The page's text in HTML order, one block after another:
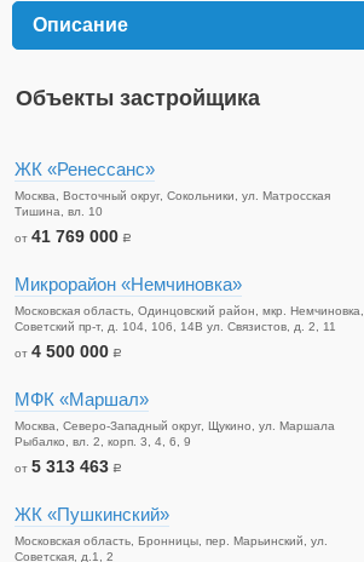
Описание
Объекты застройщика
ЖК «Ренессанс»
Москва, Восточный округ, Сокольники, ул. Матросская
Тишина, вл. 10
от 41 769 000 a
Микрорайон «Немчиновка»
Московская область, Одинцовский район, мкр. Немчиновка,
Советский пр-т, д. 104, 106, 14В ул. Связистов, д. 2, 11
от 4 500 000 a
МФК «Маршал»
Москва, Северо-Западный округ, Щукино, ул. Маршала
Рыбалко, вл. 2, корп. 3, 4, 6, 9
от 5 313 463 a
ЖК «Пушкинский»
Московская область, Бронницы, пер. Марьинский, ул.
Советская, д.1, 2